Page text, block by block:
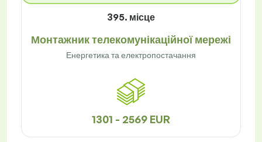
395. місце
Монтажник телекомунікаційної мережі
Енергетика та електропостачання
1301 - 2569 EUR